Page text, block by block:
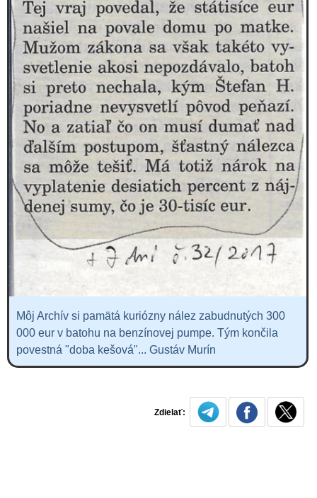
Môj Archív si pamätá kuriózny nález zabudnutých 300
000 eur v batohu na benzínovej pumpe. Tým končila
povestná "doba kešová"... Gustáv Murín
Zdielať: